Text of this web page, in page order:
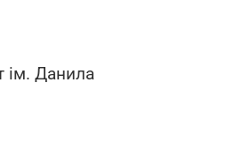
ім. Данила